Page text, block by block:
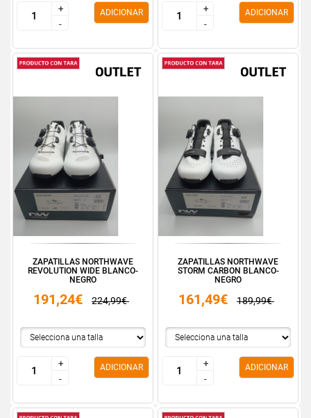
+
-
+
-
ADICIONAR
+
-
+
-
ADICIONAR
ZAPATILLAS NORTHWAVE
REVOLUTION WIDE BLANCO-
NEGRO
191,24€ 224,99€
+
-
+
-
ADICIONAR
ZAPATILLAS NORTHWAVE
STORM CARBON BLANCO-
NEGRO
161,49€ 189,99€
+
-
+
-
ADICIONAR